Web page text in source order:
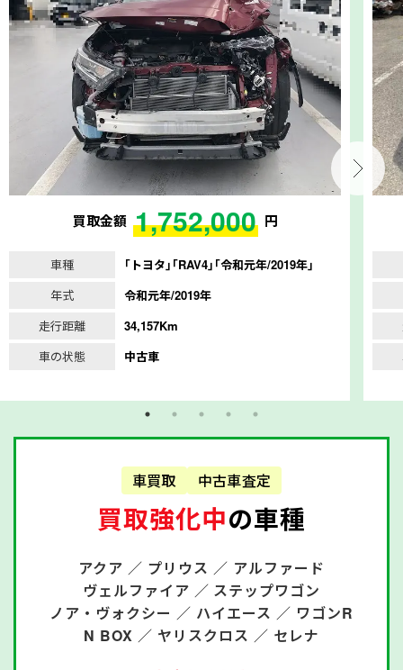
買取金額 1,752,000 円
車種
｢トヨタ｣｢RAV4｣｢令和元年/2019年｣
年式
令和元年/2019年
走行距離
34,157Km
車の状態
中古車
車買取 中古車査定
買取強化中の車種
アクア ／ プリウス ／ アルファード
ヴェルファイア ／ ステップワゴン
ノア・ヴォクシー ／ ハイエース ／ ワゴンR
N BOX ／ ヤリスクロス ／ セレナ